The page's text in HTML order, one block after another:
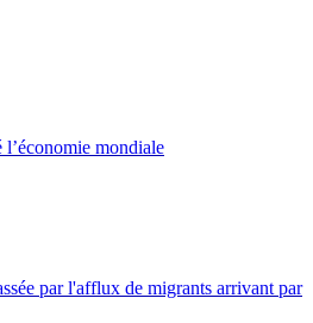
mondiale
par l'afflux de migrants arrivant par